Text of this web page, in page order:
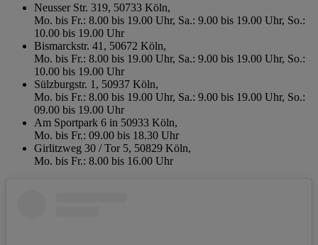
Neusser Str. 319, 50733 Köln,
Mo. bis Fr.: 8.00 bis 19.00 Uhr, Sa.: 9.00 bis 19.00 Uhr, So.:
10.00 bis 19.00 Uhr
Bismarckstr. 41, 50672 Köln,
Mo. bis Fr.: 8.00 bis 19.00 Uhr, Sa.: 9.00 bis 19.00 Uhr, So.:
10.00 bis 19.00 Uhr
Sülzburgstr. 1, 50937 Köln,
Mo. bis Fr.: 8.00 bis 19.00 Uhr, Sa.: 9.00 bis 19.00 Uhr, So.:
09.00 bis 19.00 Uhr
Am Sportpark 6 in 50933 Köln,
Mo. bis Fr.: 09.00 bis 18.30 Uhr
Girlitzweg 30 / Tor 5, 50829 Köln,
Mo. bis Fr.: 8.00 bis 16.00 Uhr